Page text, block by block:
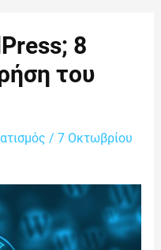
8
του
/ 7 Οκτωβρίου